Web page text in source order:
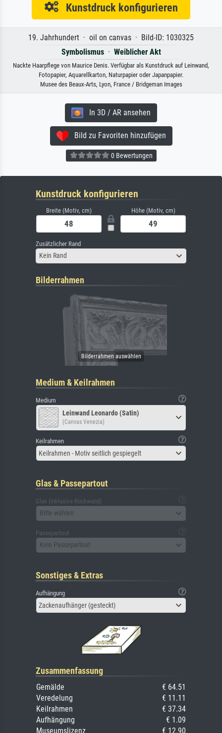
Kunstdruck konfigurieren
19. Jahrhundert · oil on canvas · Bild-ID: 1030325
Symbolismus· Weiblicher Akt
Nackte Haarpflege von Maurice Denis. Verfügbar als Kunstdruck auf Leinwand,
Fotopapier, Aquarellkarton, Naturpapier oder Japanpapier.
Musee des Beaux-Arts, Lyon, France / Bridgeman Images
In 3D / AR ansehen
Bild zu Favoriten hinzufügen
0 Bewertungen
Kunstdruck konfigurieren
Breite (Motiv, cm) Höhe (Motiv, cm)
Zusätzlicher Rand
Kein Rand
Bilderrahmen
Medium & Keilrahmen
Medium
Leinwand Leonardo (Satin)
(Canvas Venezia)
Keilrahmen
Keilrahmen - Motiv seitlich gespiegelt
Glas & Passepartout
Glas (inklusive Rückwand)
Bitte wählen
Passepartout
Kein Passepartout
Sonstiges & Extras
Aufhängung
Zackenaufhänger (gesteckt)
Zusammenfassung
Gemälde
€ 64.51
Veredelung
€ 11.11
Keilrahmen
€ 37.34
Aufhängung
€ 1.09
Museumslizenz
€ 12.90